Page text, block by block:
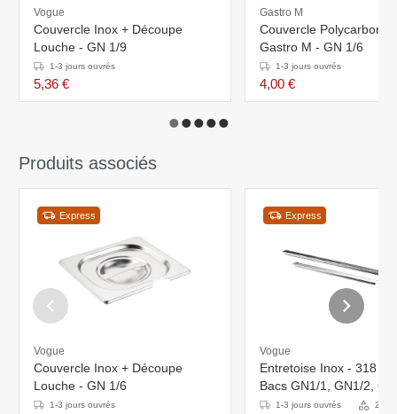
Vogue
Couvercle Inox + Découpe
Louche - GN 1/9
1-3 jours ouvrés
5,36 €
Gastro M
Couvercle
Gastro M - GN 1/6
1-3 jours ouvrés
4,00 €
Produits associés
Express
Vogue
Couvercle Inox + Découpe
Louche - GN 1/6
1-3 jours ouvrés
Express
Vogue
Entretoise Inox - 318
Bacs GN1/1, GN1/2,
GN2/31-3 jours ouvrés 2